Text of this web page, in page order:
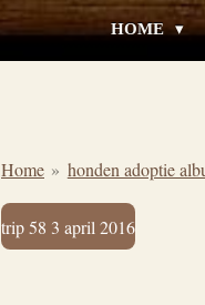
HOME
Home » honden adoptie
trip 58 3 april 2016